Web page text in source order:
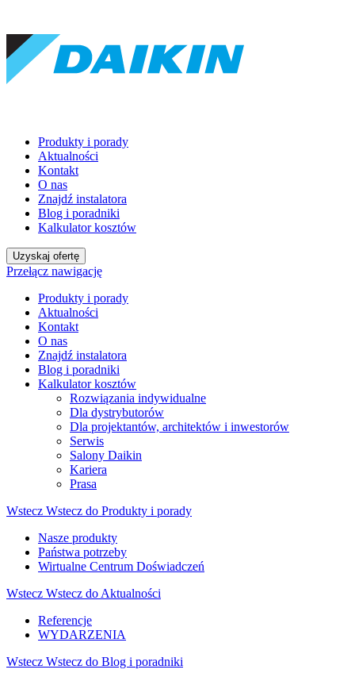
Produkty i porady
Aktualności
Kontakt
O nas
Znajdź instalatora
Blog i poradniki
Kalkulator kosztów
Uzyskaj ofertę
Przełącz nawigację
Produkty i porady
Aktualności
Kontakt
O nas
Znajdź instalatora
Blog i poradniki
Kalkulator kosztów
Rozwiązania indywidualne
Dla dystrybutorów
Dla projektantów, architektów i inwestorów
Serwis
Salony Daikin
Kariera
Prasa
Wstecz Wstecz do Produkty i porady
Nasze produkty
Państwa potrzeby
Wirtualne Centrum Doświadczeń
Wstecz Wstecz do Aktualności
Referencje
WYDARZENIA
Wstecz Wstecz do Blog i poradniki